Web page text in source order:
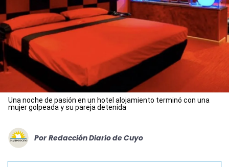
Una noche de pasión en un hotel alojamiento terminó con una
mujer golpeada y su pareja detenida
Por Redacción Diario de Cuyo